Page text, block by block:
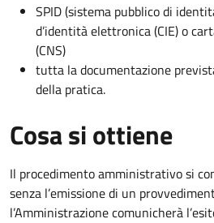
SPID (sistema pubblico di
d’identità elettronica (CIE) o
(CNS)
tutta la documentazione
della pratica.
Cosa si ottiene
Il procedimento amministrativo si
senza l’emissione di un
l’Amministrazione comunicherà